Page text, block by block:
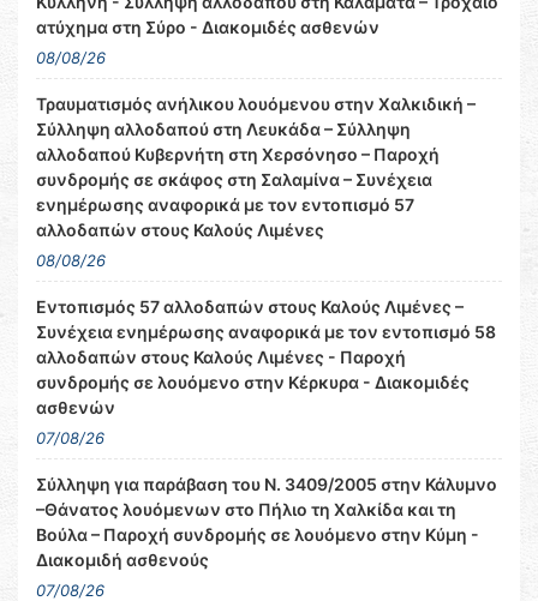
ατύχημα στη Σύρο - Διακομιδές ασθενών
08/08/26
Τραυματισμός ανήλικου λουόμενου στην Χαλκιδική –
Σύλληψη αλλοδαπού στη Λευκάδα – Σύλληψη
αλλοδαπού Κυβερνήτη στη Χερσόνησο – Παροχή
συνδρομής σε σκάφος στη Σαλαμίνα – Συνέχεια
ενημέρωσης αναφορικά με τον εντοπισμό 57
αλλοδαπών στους Καλούς Λιμένες
08/08/26
Εντοπισμός 57 αλλοδαπών στους Καλούς Λιμένες –
Συνέχεια ενημέρωσης αναφορικά με τον εντοπισμό 58
αλλοδαπών στους Καλούς Λιμένες - Παροχή
συνδρομής σε λουόμενο στην Κέρκυρα - Διακομιδές
ασθενών
07/08/26
Σύλληψη για παράβαση του Ν. 3409/2005 στην Κάλυμνο
–Θάνατος λουόμενων στο Πήλιο τη Χαλκίδα και τη
Βούλα – Παροχή συνδρομής σε λουόμενο στην Κύμη -
Διακομιδή ασθενούς
07/08/26